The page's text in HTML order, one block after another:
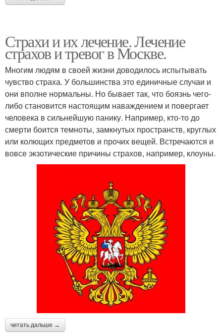
Страхи и их лечение. Лечение
страхов и тревог в Москве.
Многим людям в своей жизни доводилось испытывать
чувство страха. У большинства это единичные случаи и
они вполне нормальны. Но бывает так, что боязнь чего-
либо становится настоящим наваждением и повергает
человека в сильнейшую панику. Например, кто-то до
смерти боится темноты, замкнутых пространств, круглых
или колющих предметов и прочих вещей. Встречаются и
вовсе экзотические причины страхов, например, клоуны.
читать дальше →